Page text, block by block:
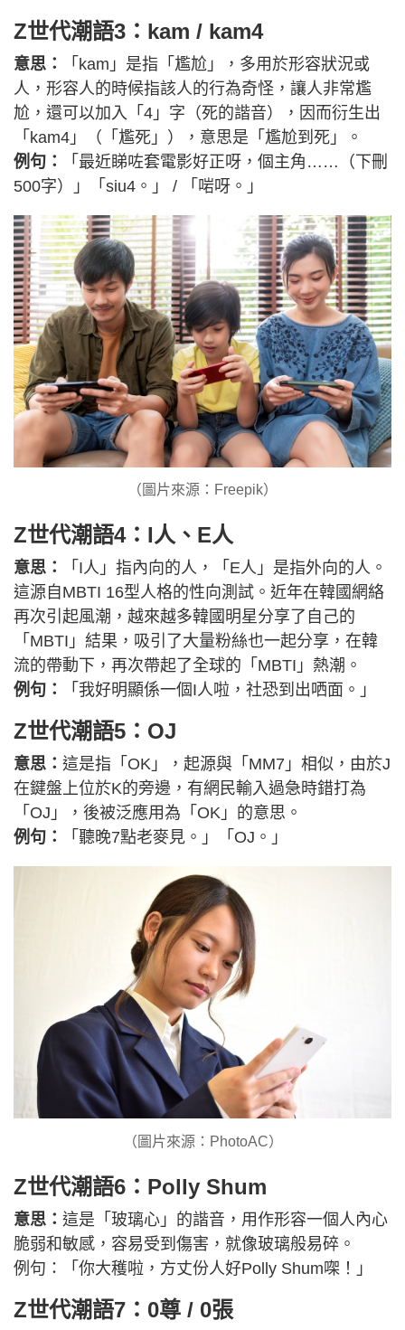
Z世代潮語3：kam / kam4
意思：
「kam」是指「尷尬」，多用於形容狀況或
人，形容人的時候指該人的行為奇怪，讓人非常尷
尬，還可以加入「4」字（死的諧音），因而衍生出
「kam4」（「尷死」），意思是「尷尬到死」。
例句：
「最近睇咗套電影好正呀，個主角……（下刪
500字）」「siu4。」 / 「啱呀。」
（圖片來源：Freepik）
Z世代潮語4：I人、E人
意思：
「I人」指內向的人，「E人」是指外向的人。
這源自MBTI 16型人格的性向測試。近年在韓國網絡
再次引起風潮，越來越多韓國明星分享了自己的
「MBTI」結果，吸引了大量粉絲也一起分享，在韓
流的帶動下，再次帶起了全球的「MBTI」熱潮。
例句：
「我好明顯係一個I人啦，社恐到出哂面。」
Z世代潮語5：OJ
意思： 這是指「OK」，起源與「MM7」相似，由於J
在鍵盤上位於K的旁邊，有網民輸入過急時錯打為
「OJ」，後被泛應用為「OK」的意思。
例句：
「聽晚7點老麥見。」「OJ。」
（圖片來源：PhotoAC）
Z世代潮語6：Polly Shum
意思： 這是「玻璃心」的諧音，用作形容一個人內心
脆弱和敏感，容易受到傷害，就像玻璃般易碎。
例句：「你大穫啦，方丈份人好Polly Shum㗎！」
Z世代潮語7：0尊 / 0張